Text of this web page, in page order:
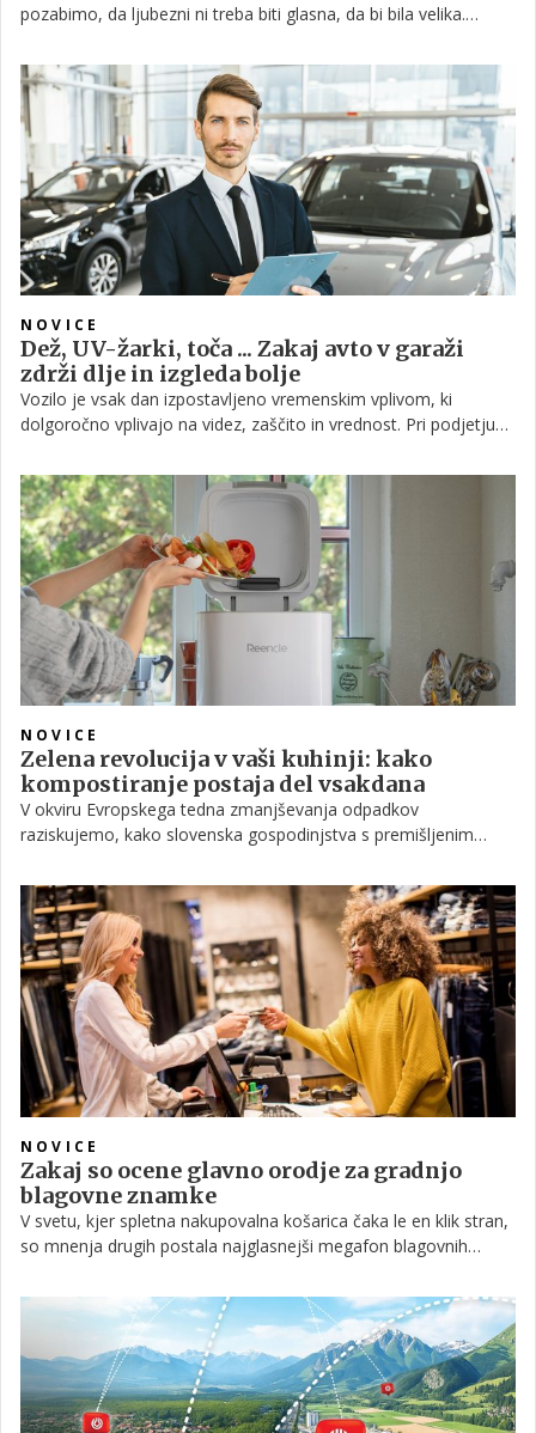
pozabimo, da ljubezni ni treba biti glasna, da bi bila velika.
kotiček na kavču za nekoga, ki je še včeraj spal na betonu.
NOVICE
Dež, UV-žarki, toča ... Zakaj avto v garaži
zdrži dlje in izgleda bolje
Vozilo je vsak dan izpostavljeno vremenskim vplivom, ki
dolgoročno vplivajo na videz, zaščito in vrednost. Pri podjetju
parkiranjem ohranjajo lak, tesnila in notranjost bistveno bolje
kot vozila, ki so stalno na prostem. Garaža ali nadstrešek ne
pomenita le udobja, temveč zmanjšujeta vse dejavnike, ki
pospešujejo staranje avtomobila.
NOVICE
Zelena revolucija v vaši kuhinji: kako
kompostiranje postaja del vsakdana
V okviru Evropskega tedna zmanjševanja odpadkov
raziskujemo, kako slovenska gospodinjstva s premišljenim
neprijetnih vonjav in brez nereda.
NOVICE
Zakaj so ocene glavno orodje za gradnjo
blagovne znamke
V svetu, kjer spletna nakupovalna košarica čaka le en klik stran,
so mnenja drugih postala najglasnejši megafon blagovnih
vpiše ime in že po nekaj sekundah vidi zvezdice, komentarje in